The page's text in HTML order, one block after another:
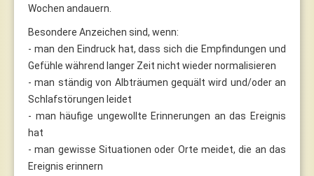
Wochen andauern.
Besondere Anzeichen sind, wenn:
- man den Eindruck hat, dass sich die Empfindungen und
Gefühle während langer Zeit nicht wieder normalisieren
- man ständig von Albträumen gequält wird und/oder an
Schlafstörungen leidet
- man häufige ungewollte Erinnerungen an das Ereignis
hat
- man gewisse Situationen oder Orte meidet, die an das
Ereignis erinnern